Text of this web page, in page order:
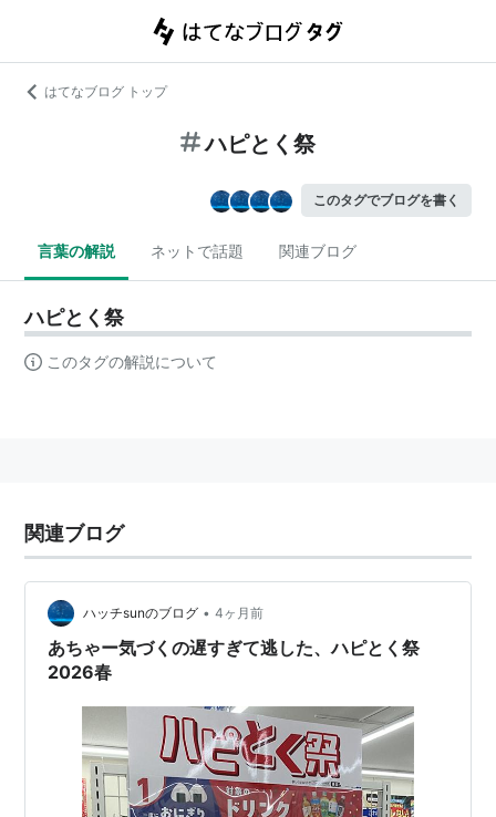
はてなブログ トップ
ハピとく祭
このタグでブログを書く
言葉の解説 ネットで話題 関連ブログ
ハピとく祭
このタグの解説について
関連ブログ
ハッチsunのブログ • 4ヶ月前
あちゃー気づくの遅すぎて逃した、ハピとく祭
2026春